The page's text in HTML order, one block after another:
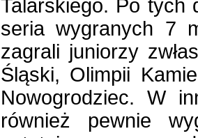
Talarskiego. Po tych
seria wygranych 7
zagrali juniorzy
Śląski, Olimpii
Nowogrodziec. W
również pewnie